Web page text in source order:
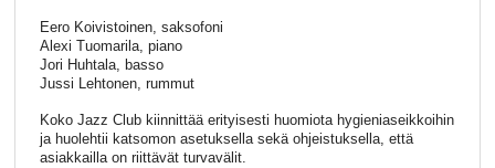
Eero Koivistoinen, saksofoni
Alexi Tuomarila, piano
Jori Huhtala, basso
Jussi Lehtonen, rummut
Koko Jazz Club kiinnittää erityisesti huomiota hygieniaseikkoihin
ja huolehtii katsomon asetuksella sekä ohjeistuksella, että
asiakkailla on riittävät turvavälit.